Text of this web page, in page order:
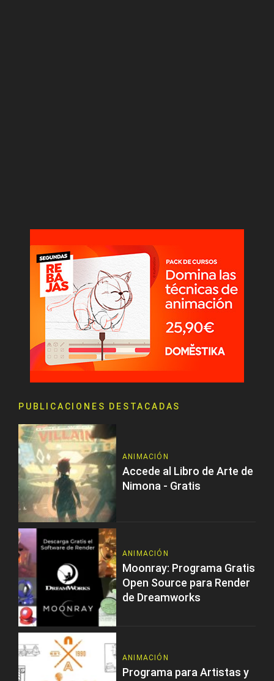
PUBLICACIONES DESTACADAS
ANIMACIÓN
Accede al Libro de Arte de
Nimona - Gratis
ANIMACIÓN
Moonray: Programa Gratis
Open Source para Render
de Dreamworks
ANIMACIÓN
Programa para Artistas y